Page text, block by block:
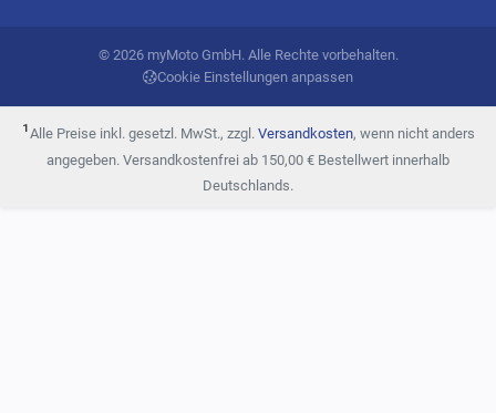
© 2026 myMoto GmbH. Alle Rechte vorbehalten.
Cookie Einstellungen anpassen
¹Alle Preise inkl. gesetzl. MwSt., zzgl. Versandkosten, wenn nicht anders
angegeben. Versandkostenfrei ab 150,00 € Bestellwert innerhalb
Deutschlands.